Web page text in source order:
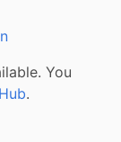
You
.